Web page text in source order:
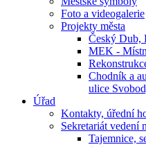
Foto a videogalerie
Projekty města
Český Dub,
MEK -
Chodník a
ulice
Úřad
Kontakty, úřední
Sekretariát vedení
Tajemnice,